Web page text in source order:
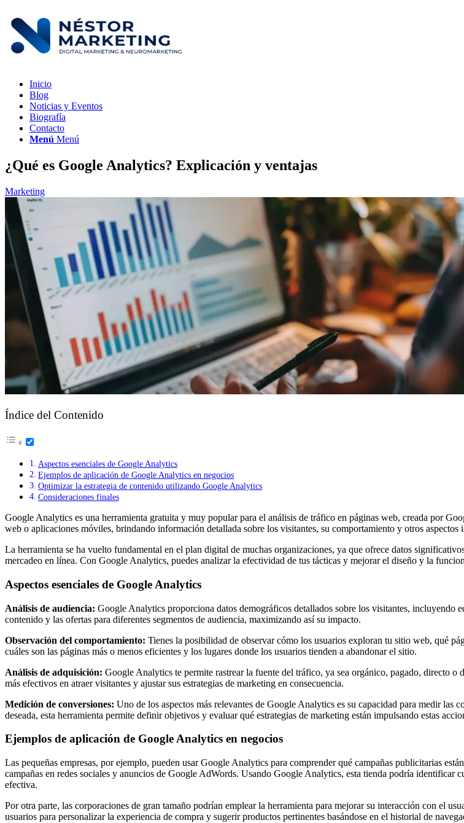
Inicio
Blog
Noticias y Eventos
Biografía
Contacto
Menú Menú
¿Qué es Google Analytics? Explicación y ventajas
Marketing
Índice del Contenido
Aspectos esenciales de Google Analytics
Ejemplos de aplicación de Google Analytics en negocios
Optimizar la estrategia de contenido utilizando Google Analytics
Consideraciones finales
Google Analytics es una herramienta gratuita y muy popular para el análisis de tráfico en páginas web, creada por
web o aplicaciones móviles, brindando información detallada sobre los visitantes, su comportamiento y otros aspectos
La herramienta se ha vuelto fundamental en el plan digital de muchas organizaciones, ya que ofrece datos
mercadeo en línea. Con Google Analytics, puedes analizar la efectividad de tus tácticas y mejorar el diseño y la
Aspectos esenciales de Google Analytics
Análisis de audiencia: Google Analytics proporciona datos demográficos detallados sobre los visitantes,
contenido y las ofertas para diferentes segmentos de audiencia, maximizando así su impacto.
Observación del comportamiento: Tienes la posibilidad de observar cómo los usuarios exploran tu sitio web, qué
cuáles son las páginas más o menos eficientes y los lugares donde los usuarios tienden a abandonar el sitio.
Análisis de adquisición: Google Analytics te permite rastrear la fuente del tráfico, ya sea orgánico, pagado, directo o
más efectivos en atraer visitantes y ajustar sus estrategias de marketing en consecuencia.
Medición de conversiones: Uno de los aspectos más relevantes de Google Analytics es su capacidad para medir
deseada, esta herramienta permite definir objetivos y evaluar qué estrategias de marketing están impulsando estas
Ejemplos de aplicación de Google Analytics en negocios
Las pequeñas empresas, por ejemplo, pueden usar Google Analytics para comprender qué campañas publicitarias
campañas en redes sociales y anuncios de Google AdWords. Usando Google Analytics, esta tienda podría identificar
efectiva.
Por otra parte, las corporaciones de gran tamaño podrían emplear la herramienta para mejorar su interacción con el
usuarios para personalizar la experiencia de compra y sugerir productos pertinentes basándose en el historial de